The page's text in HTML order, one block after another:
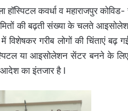
कवर्धा व महाराजपुर
की बढ़ती संख्या के चलते
विशेषकर गरीब लोगों की चिंताएं बढ़
या आइसोलेशन सेंटर बनने के लिए
का इंतजार है I